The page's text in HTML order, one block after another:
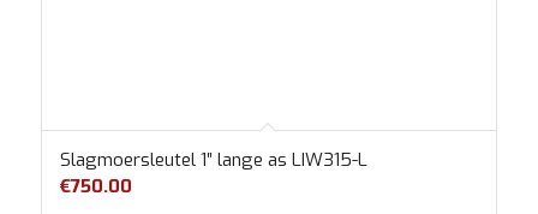
Slagmoersleutel 1″ lange as LIW315-L
€750.00